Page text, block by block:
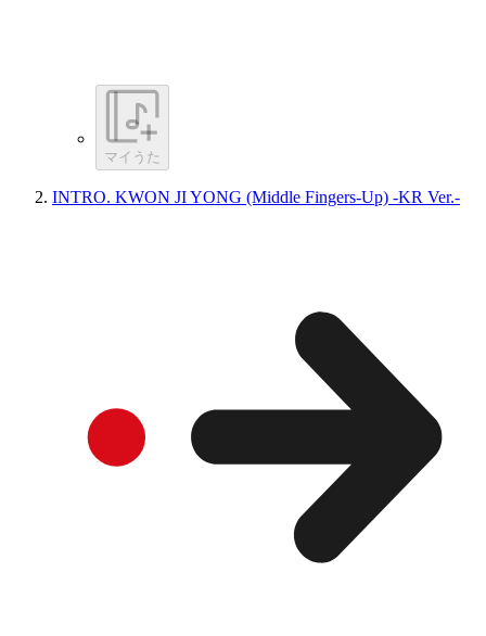
マイうた
INTRO. KWON JI YONG (Middle Fingers-Up) -KR Ver.-